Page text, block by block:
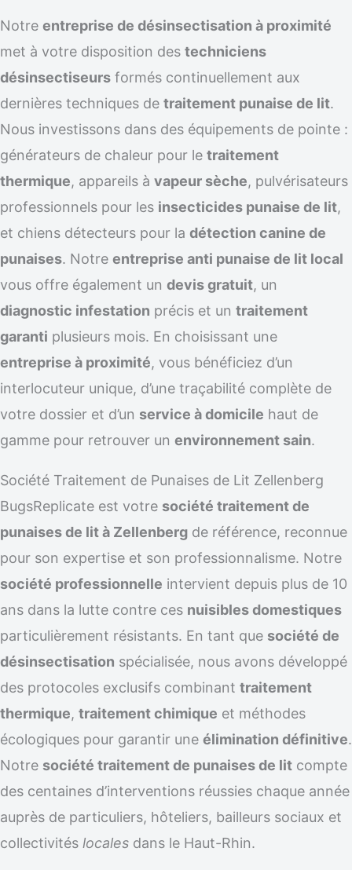
Notre entreprise de désinsectisation à proximité
met à votre disposition des techniciens
désinsectiseurs formés continuellement aux
dernières techniques de traitement punaise de lit.
Nous investissons dans des équipements de pointe :
générateurs de chaleur pour le traitement
thermique, appareils à vapeur sèche, pulvérisateurs
professionnels pour les insecticides punaise de lit,
et chiens détecteurs pour la détection canine de
punaises. Notre entreprise anti punaise de lit local
vous offre également un devis gratuit, un
diagnostic infestation précis et un traitement
garanti plusieurs mois. En choisissant une
entreprise à proximité, vous bénéficiez d’un
interlocuteur unique, d’une traçabilité complète de
votre dossier et d’un service à domicile haut de
gamme pour retrouver un environnement sain.
Société Traitement de Punaises de Lit Zellenberg
BugsReplicate est votre société traitement de
punaises de lit à Zellenberg de référence, reconnue
pour son expertise et son professionnalisme. Notre
société professionnelle intervient depuis plus de 10
ans dans la lutte contre ces nuisibles domestiques
particulièrement résistants. En tant que société de
désinsectisation spécialisée, nous avons développé
des protocoles exclusifs combinant traitement
thermique, traitement chimique et méthodes
écologiques pour garantir une élimination définitive.
Notre société traitement de punaises de lit compte
des centaines d’interventions réussies chaque année
auprès de particuliers, hôteliers, bailleurs sociaux et
collectivités locales dans le Haut-Rhin.